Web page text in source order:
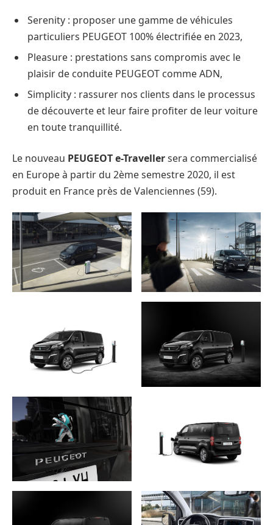
Serenity : proposer une gamme de véhicules
particuliers PEUGEOT 100% électrifiée en 2023,
Pleasure : prestations sans compromis avec le
plaisir de conduite PEUGEOT comme ADN,
Simplicity : rassurer nos clients dans le processus
de découverte et leur faire profiter de leur voiture
en toute tranquillité.
Le nouveau PEUGEOT e-Travellersera commercialisé
en Europe à partir du 2ème semestre 2020, il est
produit en France près de Valenciennes (59).